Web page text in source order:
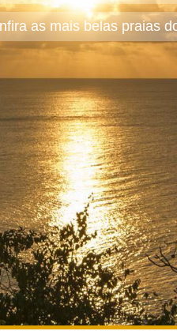
as mais belas praias